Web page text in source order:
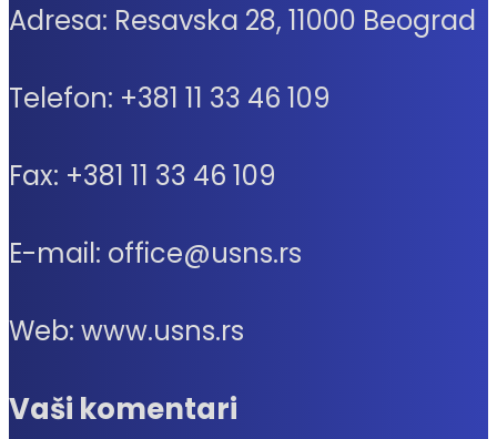
Adresa: Resavska 28, 11000 Beograd
Telefon: +381 11 33 46 109
Fax: +381 11 33 46 109
E-mail: office@usns.rs
Web: www.usns.rs
Vaši komentari